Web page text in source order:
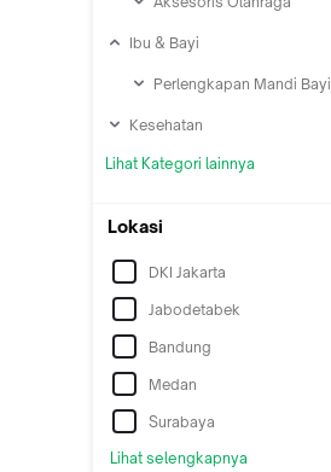
Ibu & Bayi
Perlengkapan Mandi Bayi
Kesehatan
Lihat Kategori lainnya
Lokasi
DKI Jakarta
Jabodetabek
Bandung
Medan
Surabaya
Lihat selengkapnya